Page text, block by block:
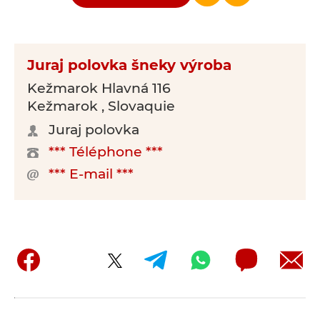
Juraj polovka šneky výroba
Kežmarok Hlavná 116
Kežmarok , Slovaquie
Juraj polovka
*** Téléphone ***
*** E-mail ***